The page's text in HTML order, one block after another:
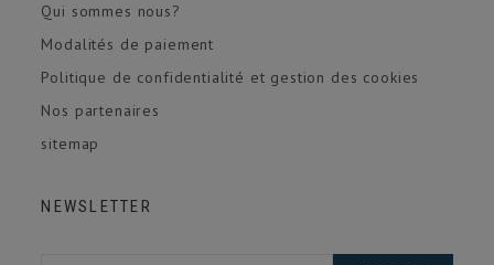
Qui sommes nous?
Modalités de paiement
Politique de confidentialité et gestion des cookies
Nos partenaires
sitemap
NEWSLETTER